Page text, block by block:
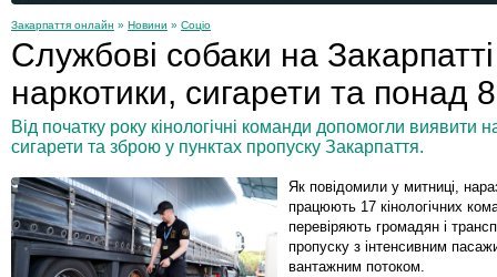
Закарпаття онлайн » Новини » Соціо
Службові собаки на
наркотики, сигарети та понад
Від початку року кінологічні команди допомогли виявити
сигарети та зброю у пунктах пропуску Закарпаття.
Як повідомили у митниці,
працюють 17 кінологічних
перевіряють громадян і
пропуску з інтенсивним
вантажним потоком.